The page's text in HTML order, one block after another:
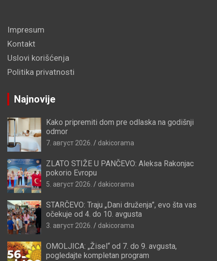
Impresum
Kontakt
Uslovi korišćenja
Politika privatnosti
Najnovije
Kako pripremiti dom pre odlaska na godišnji
odmor
7. август 2026. dakicorama
ZLATO STIŽE U PANČEVO: Aleksa Rakonjac
pokorio Evropu
5. август 2026. dakicorama
STARČEVO: Traju „Dani druženja”, evo šta vas
očekuje od 4. do 10. avgusta
3. август 2026. dakicorama
OMOLJICA: „Žisel“ od 7. do 9. avgusta,
pogledajte kompletan program